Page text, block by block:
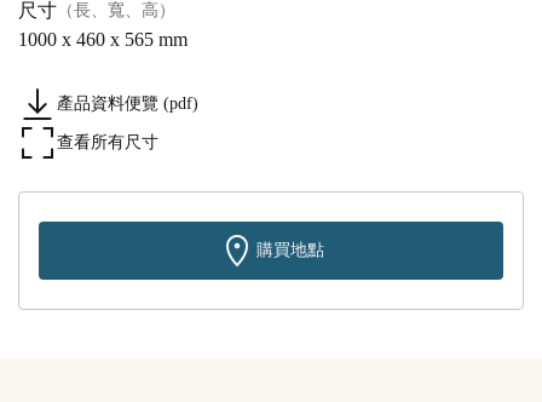
尺寸 （長、寬、高）
1000 x 460 x 565 mm
產品資料便覽 (pdf)
查看所有尺寸
購買地點